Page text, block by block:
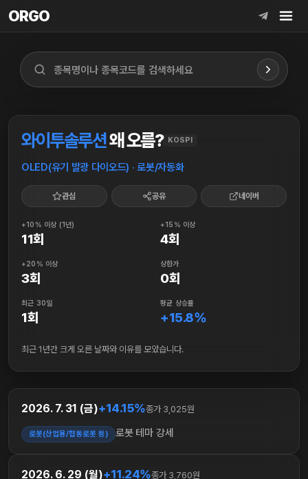
ORGO
ORGO
와이투솔루션왜 오름? KOSPI
OLED(유기 발광 다이오드) · 로봇/자동화
관심 공유 네이버
+10% 이상 (1년)
11회
+15% 이상
4회
+20% 이상
3회
상한가
0회
최근 30일
1회
평균 상승률
+15.8%
최근 1년간 크게 오른 날짜와 이유를 모았습니다.
2026. 7. 31 (금)+14.15%종가 3,025원
로봇(산업용/협동로봇 등) 로봇 테마 강세
2026. 6. 29 (월)+11.24%종가 3,760원